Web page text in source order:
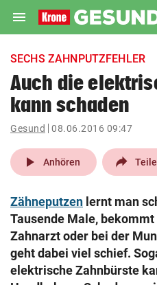
menu Navigation
ein-/ausklappen
account_circle Anmelden
pin_drop
Wien
search
Suchbegriff
eingeben
SECHS ZAHNPUTZFEHLER
Auch die
kann schaden
Gesund 08.06.2016 09:47
play_arrow Anhören
Zähneputzen lernt man
Tausende Male,
Zahnarzt oder bei der
geht dabei viel schief.
elektrische Zahnbürste